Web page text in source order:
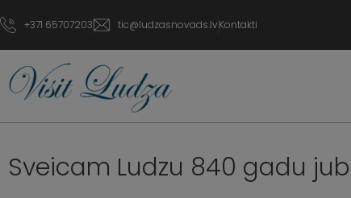
+371 65707203 tic@ludzasnovads.lvKontakti
Sveicam Ludzu 840 gadu